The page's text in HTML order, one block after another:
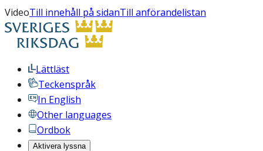
VideoTill innehåll på sidanTill anförandelistan
Lättläst
Teckenspråk
In English
Other languages
Ordbok
Aktivera lyssna